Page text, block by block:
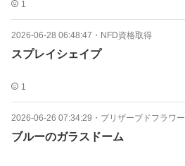
1
2026-06-28 06:48:47 ・ NFD資格取得
スプレイシェイプ
1
2026-06-26 07:34:29 ・ プリザーブドフラワー
ブルーのガラスドーム